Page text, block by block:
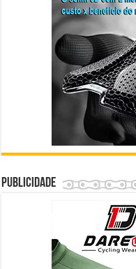
Publicidade